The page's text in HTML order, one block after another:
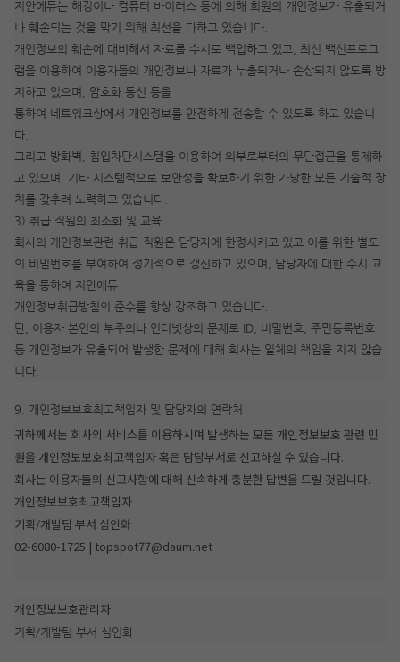
지안에듀는 해킹이나 컴퓨터 바이러스 등에 의해 회원의 개인정보가 유출되거
나 훼손되는 것을 막기 위해 최선을 다하고 있습니다.
개인정보의 훼손에 대비해서 자료를 수시로 백업하고 있고, 최신 백신프로그
램을 이용하여 이용자들의 개인정보나 자료가 누출되거나 손상되지 않도록 방
지하고 있으며, 암호화 통신 등을
통하여 네트워크상에서 개인정보를 안전하게 전송할 수 있도록 하고 있습니
다.
그리고 방화벽, 침입차단시스템을 이용하여 외부로부터의 무단접근을 통제하
고 있으며, 기타 시스템적으로 보안성을 확보하기 위한 가낭한 모든 기술적 장
치를 갖추려 노력하고 있습니다.
3) 취급 직원의 최소화 및 교육
회사의 개인정보관련 취급 직원은 담당자에 한정시키고 있고 이를 위한 별도
의 비밀번호를 부여하여 정기적으로 갱신하고 있으며, 담당자에 대한 수시 교
육을 통하여 지안에듀
개인정보취급방침의 준수를 항상 강조하고 있습니다.
단, 이용자 본인의 부주의나 인터넷상의 문제로 ID, 비밀번호, 주민등록번호
등 개인정보가 유출되어 발생한 문제에 대해 회사는 일체의 책임을 지지 않습
니다.
9. 개인정보보호최고책임자 및 담당자의 연락처
귀하께서는 회사의 서비스를 이용하시며 발생하는 모든 개인정보보호 관련 민
원을 개인정보보호최고책임자 혹은 담당부서로 신고하실 수 있습니다.
회사는 이용자들의 신고사항에 대해 신속하게 충분한 답변을 드릴 것입니다.
개인정보보호최고책임자
기획/개발팀 부서 심인화
02-6080-1725 | topspot77@daum.net
개인정보보호관리자
기획/개발팀 부서 심인화